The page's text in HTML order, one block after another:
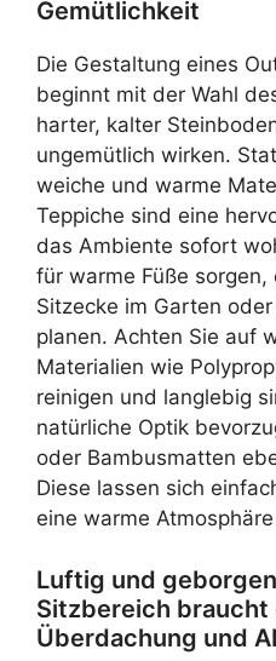
Gemütlichkeit
Die Gestaltung eines
beginnt mit der Wahl
harter, kalter
ungemütlich wirken.
weiche und warme
Teppiche sind eine
das Ambiente sofort
für warme Füße sorgen,
Sitzecke im Garten
planen. Achten Sie auf
Materialien wie
reinigen und langlebig
natürliche Optik
oder Bambusmatten
Diese lassen sich
eine warme
Luftig und
Sitzbereich
Überdachung und